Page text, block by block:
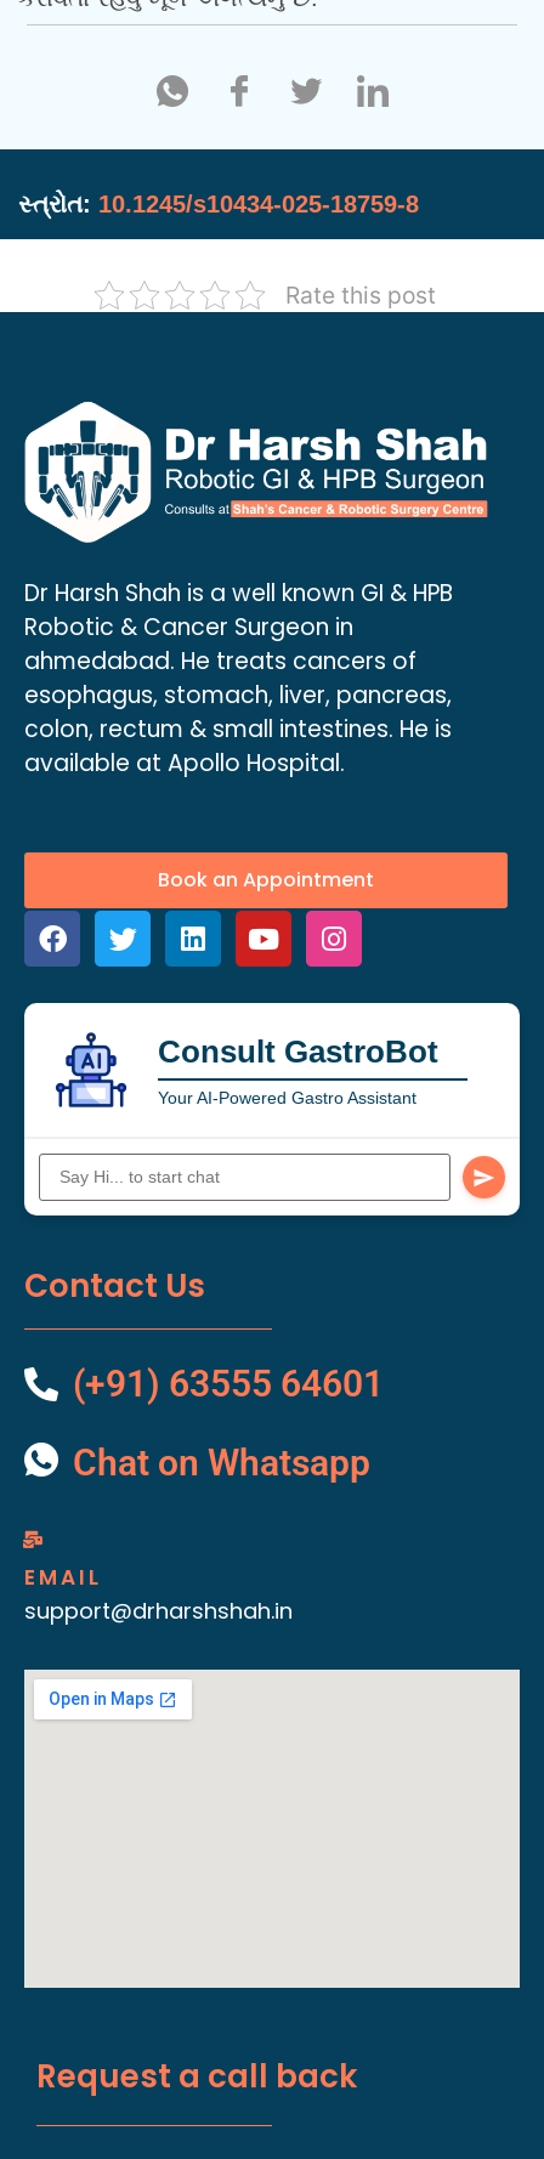
સ્ત્રોત: 10.1245/s10434-025-18759-8
Rate this post
Dr Harsh Shah is a well known GI & HPB
Robotic & Cancer Surgeon in
ahmedabad. He treats cancers of
esophagus, stomach, liver, pancreas,
colon, rectum & small intestines. He is
available at Apollo Hospital.
Book an Appointment
Consult GastroBot
Your AI-Powered Gastro Assistant
Contact Us
(+91) 63555 64601
Chat on Whatsapp
EMAIL
support@drharshshah.in
Request a call back